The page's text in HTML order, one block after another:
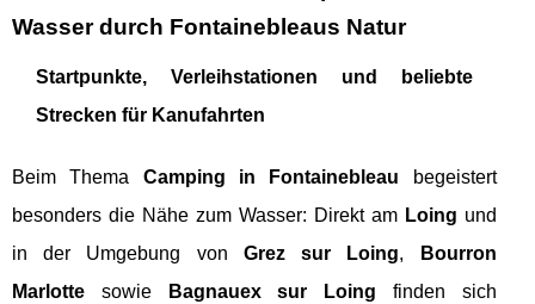
Wasser durch Fontainebleaus Natur
Startpunkte, Verleihstationen und beliebte
Strecken für Kanufahrten
Beim Thema Camping in Fontainebleau begeistert
besonders die Nähe zum Wasser: Direkt am Loing und
in der Umgebung von Grez sur Loing,
Bourron
Marlotte sowie Bagnauex sur Loing finden sich